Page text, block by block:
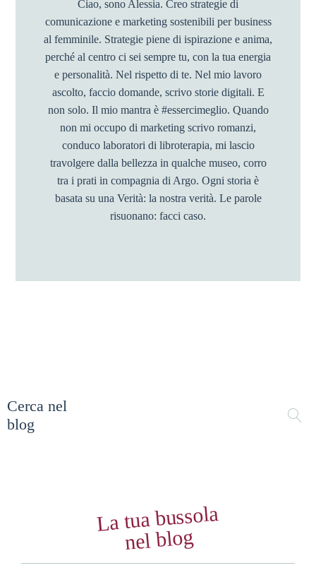
Ciao, sono Alessia. Creo strategie di
comunicazione e marketing sostenibili per business
al femminile. Strategie piene di ispirazione e anima,
perché al centro ci sei sempre tu, con la tua energia
e personalità. Nel rispetto di te. Nel mio lavoro
ascolto, faccio domande, scrivo storie digitali. E
non solo. Il mio mantra è #essercimeglio. Quando
non mi occupo di marketing scrivo romanzi,
conduco laboratori di libroterapia, mi lascio
travolgere dalla bellezza in qualche museo, corro
tra i prati in compagnia di Argo. Ogni storia è
basata su una Verità: la nostra verità. Le parole
risuonano: facci caso.
Cerca nel
blog
La tua bussola
nel blog